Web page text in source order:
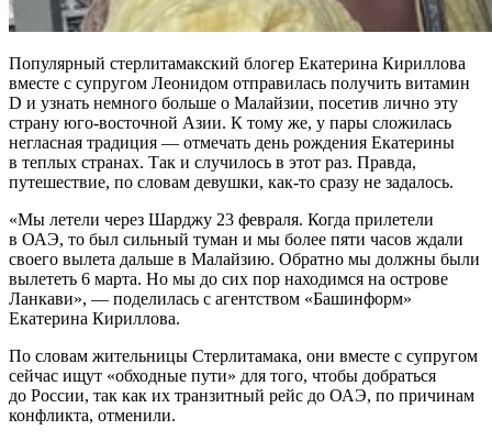
Популярный стерлитамакский блогер Екатерина Кириллова
вместе с супругом Леонидом отправилась получить витамин
D и узнать немного больше о Малайзии, посетив лично эту
страну юго-восточной Азии. К тому же, у пары сложилась
негласная традиция — отмечать день рождения Екатерины
в теплых странах. Так и случилось в этот раз. Правда,
путешествие, по словам девушки, как-то сразу не задалось.
«Мы летели через Шарджу 23 февраля. Когда прилетели
в ОАЭ, то был сильный туман и мы более пяти часов ждали
своего вылета дальше в Малайзию. Обратно мы должны были
вылететь 6 марта. Но мы до сих пор находимся на острове
Ланкави», — поделилась с агентством «Башинформ»
Екатерина Кириллова.
По словам жительницы Стерлитамака, они вместе с супругом
сейчас ищут «обходные пути» для того, чтобы добраться
до России, так как их транзитный рейс до ОАЭ, по причинам
конфликта, отменили.